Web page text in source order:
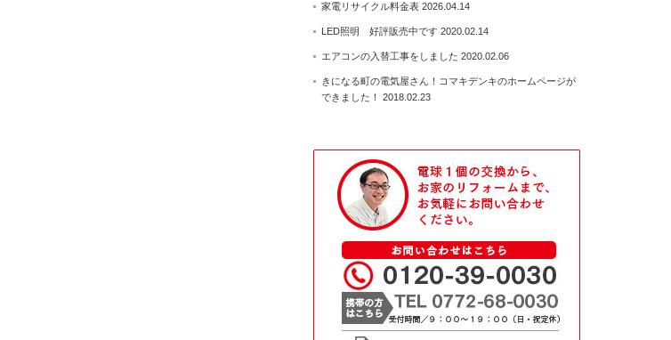
家電リサイクル料金表 2026.04.14
LED照明 好評販売中です 2020.02.14
エアコンの入替工事をしました 2020.02.06
きになる町の電気屋さん！コマキデンキのホームページが
できました！
2018.02.23